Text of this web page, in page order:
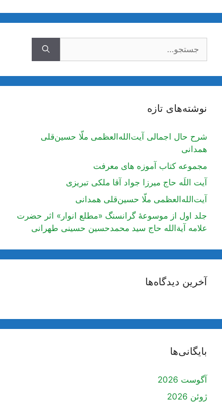
نوشته‌های تازه
شرح حال اجمالی آیت‌الله‌العظمی ملّا حسین‌قلی
همدانی
مجموعه کتاب آموزه های معرفت
آیت اللَه حاج میرزا جواد آقا ملکی تبریزی
آیت‌الله‌العظمی ملّا حسین‌قلی همدانی
جلد اول از موسوعۀ گرانسنگ «مطلع انوار» اثر حضرت
علامه آیة‌الله حاج سید محمدحسین حسینی طهرانی
آخرین دیدگاه‌ها
بایگانی‌ها
آگوست 2026
ژوئن 2026